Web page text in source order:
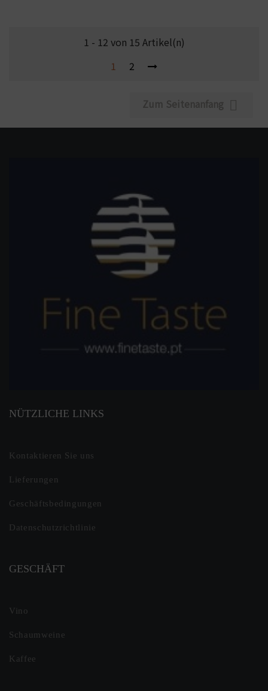
1 - 12 von 15 Artikel(n)
1
2
Zum Seitenanfang 
NÜTZLICHE LINKS
Kontaktieren Sie uns
Lieferungen
Geschäftsbedingungen
Datenschutzrichtlinie
GESCHÄFT
Vino
Schaumweine
Kaffee